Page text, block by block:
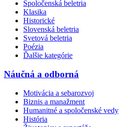
Spoločenská beletria
Klasika
Historické
Slovenská beletria
Svetová beletria
Poézia
Ďalšie kategórie
Náučná a odborná
Motivácia a sebarozvoj
Biznis a manažment
Humanitné a spoločenské vedy
História